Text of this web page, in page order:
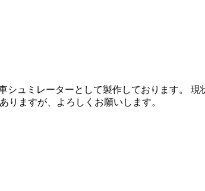
ュミレーターとして製作しております。 現
りますが、よろしくお願いします。